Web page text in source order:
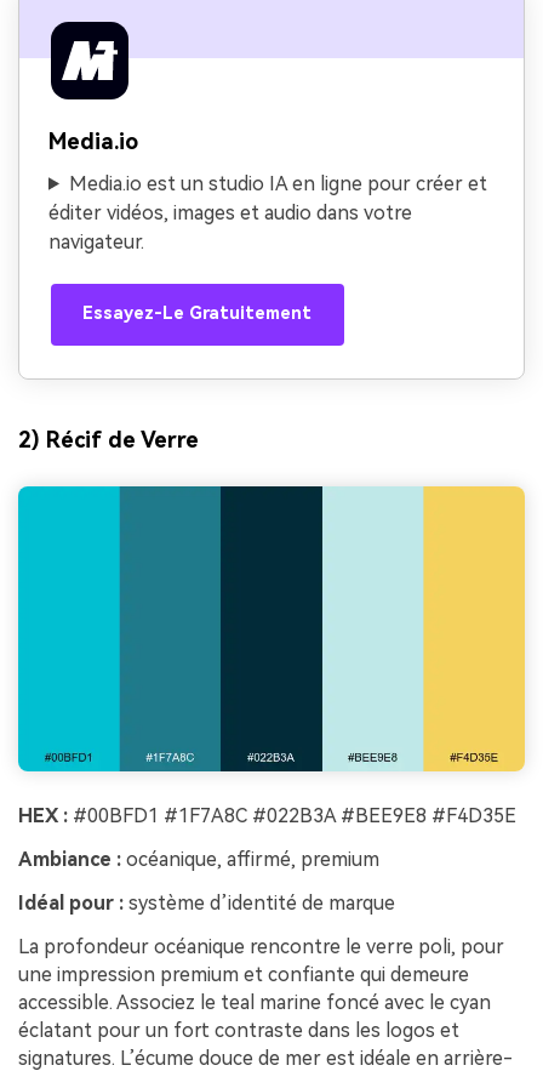
Media.io
Media.io est un studio IA en ligne pour créer et
éditer vidéos, images et audio dans votre
navigateur.
Essayez-Le Gratuitement
2) Récif de Verre
HEX : #00BFD1 #1F7A8C #022B3A #BEE9E8 #F4D35E
Ambiance : océanique, affirmé, premium
Idéal pour : système d’identité de marque
La profondeur océanique rencontre le verre poli, pour
une impression premium et confiante qui demeure
accessible. Associez le teal marine foncé avec le cyan
éclatant pour un fort contraste dans les logos et
signatures. L’écume douce de mer est idéale en arrière-